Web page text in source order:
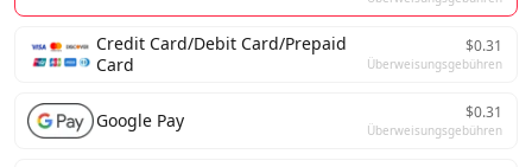
Credit Card/Debit Card/Prepaid
Card
$0.31
Überweisungsgebühren
Google Pay $0.31
Überweisungsgebühren